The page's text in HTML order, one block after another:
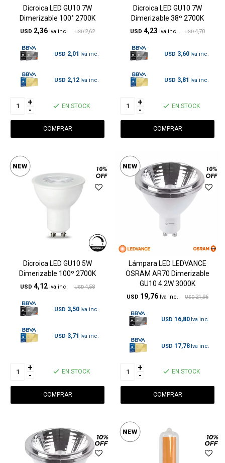
Dicroica LED GU10 7W
Dimerizable 100° 2700K
USD 2,36 USD 2,62
USD 2,01
USD 2,12
+
- EN STOCK
Dicroica LED GU10 7W
Dimerizable 38º 2700K
USD 4,23 USD 4,70
USD 3,60
USD 3,81
+
- EN STOCK
Dicroica LED GU10 5W
Dimerizable 100º 2700K
USD 4,12 USD 4,58
USD 3,50
USD 3,71
+
- EN STOCK
Lámpara LED LEDVANCE
OSRAM AR70 Dimerizable
GU10 4.2W 3000K
USD 19,76 USD 21,96
USD 16,80
USD 17,78
+
- EN STOCK